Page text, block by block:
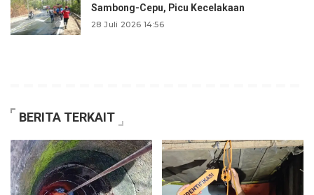
Sambong-Cepu, Picu Kecelakaan
28 Juli 2026 14:56
BERITA TERKAIT